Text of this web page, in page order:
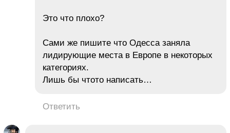
Это что плохо?
Сами же пишите что Одесса заняла
лидирующие места в Европе в некоторых
категориях.
Лишь бы чтото написать…
Ответить